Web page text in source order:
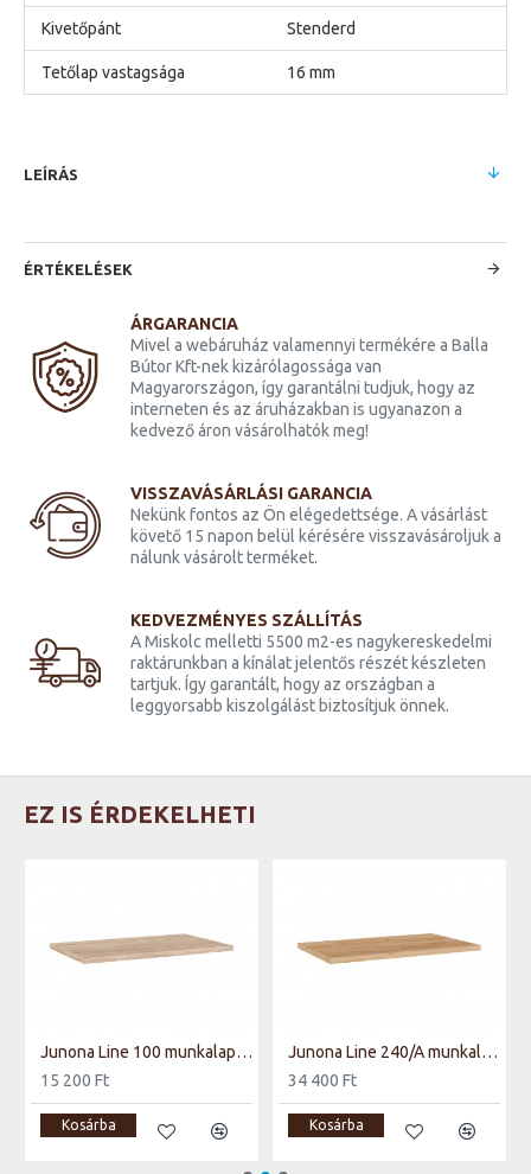
Kivetőpánt Stenderd
Tetőlap vastagsága 16 mm
LEÍRÁS
ÉRTÉKELÉSEK
ÁRGARANCIA
Mivel a webáruház valamennyi termékére a Balla
Bútor Kft-nek kizárólagossága van
Magyarországon, így garantálni tudjuk, hogy az
interneten és az áruházakban is ugyanazon a
kedvező áron vásárolhatók meg!
VISSZAVÁSÁRLÁSI GARANCIA
Nekünk fontos az Ön elégedettsége. A vásárlást
követő 15 napon belül kérésére visszavásároljuk a
nálunk vásárolt terméket.
KEDVEZMÉNYES SZÁLLÍTÁS
A Miskolc melletti 5500 m2-es nagykereskedelmi
raktárunkban a kínálat jelentős részét készleten
tartjuk. Így garantált, hogy az országban a
leggyorsabb kiszolgálást biztosítjuk önnek.
EZ IS ÉRDEKELHETI
Junona Line 100 munkalap sonoma
15 200 Ft
Kosárba
Junona Line 240/A munkalap arany craft tölgy
34 400 Ft
Kosárba